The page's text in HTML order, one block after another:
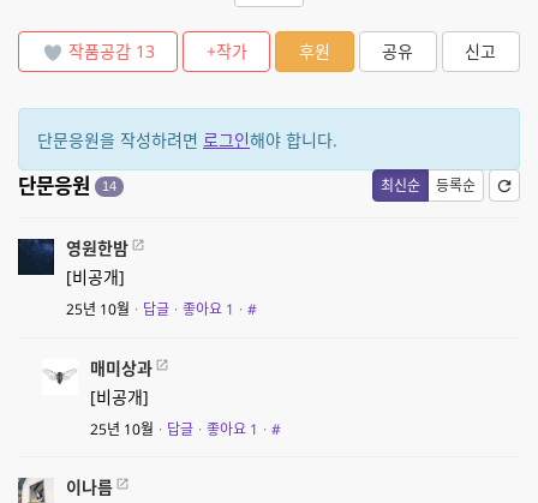
작품공감 13 +작가 후원 공유 신고
단문응원을 작성하려면 로그인해야 합니다.
최신순 등록순
단문응원 14
영원한밤
[비공개]
25년 10월 · 답글 · 좋아요 1 · #
매미상과
[비공개]
25년 10월 · 답글 · 좋아요 1 · #
이나름